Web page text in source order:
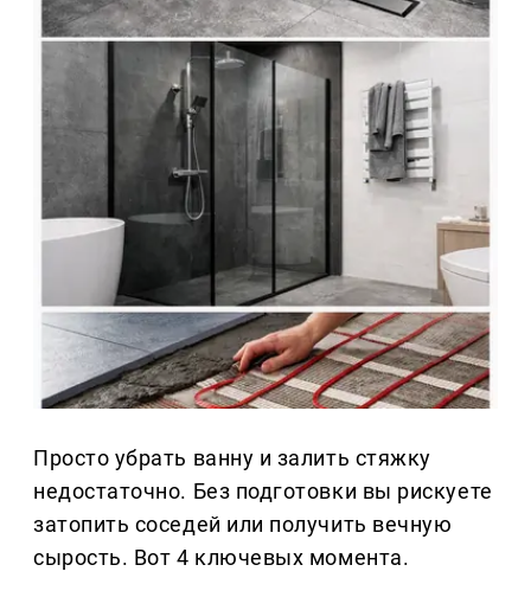
Просто убрать ванну и залить стяжку
недостаточно. Без подготовки вы рискуете
затопить соседей или получить вечную
сырость. Вот 4 ключевых момента.